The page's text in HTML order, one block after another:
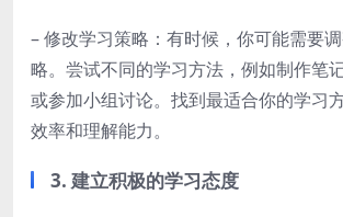
– 修改学习策略：有时候，你可能需要
略。尝试不同的学习方法，例如制作笔
或参加小组讨论。找到最适合你的学习
效率和理解能力。
3. 建立积极的学习态度